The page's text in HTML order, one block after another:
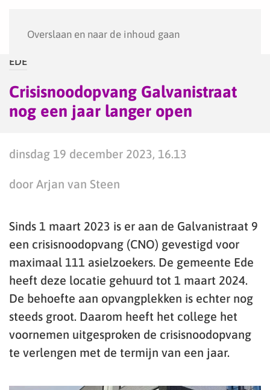
Overslaan en naar de inhoud gaan
EDE
Crisisnoodopvang Galvanistraat
nog een jaar langer open
dinsdag 19 december 2023, 16.13
door Arjan van Steen
Sinds 1 maart 2023 is er aan de Galvanistraat 9
een crisisnoodopvang (CNO) gevestigd voor
maximaal 111 asielzoekers. De gemeente Ede
heeft deze locatie gehuurd tot 1 maart 2024.
De behoefte aan opvangplekken is echter nog
steeds groot. Daarom heeft het college het
voornemen uitgesproken de crisisnoodopvang
te verlengen met de termijn van een jaar.